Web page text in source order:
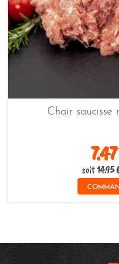
Chair
soit 14.95